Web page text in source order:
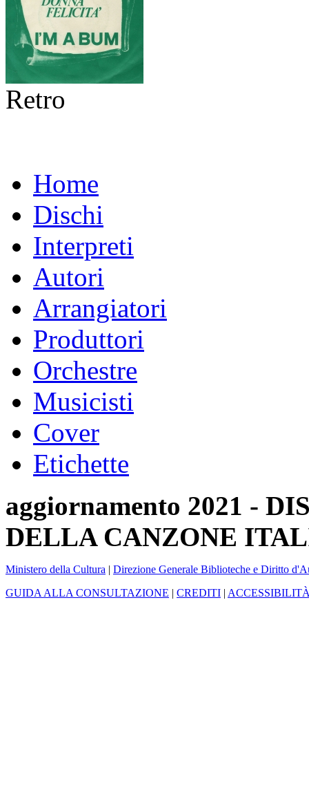
Retro
Home
Dischi
Interpreti
Autori
Arrangiatori
Produttori
Orchestre
Musicisti
Cover
Etichette
aggiornamento 2021 -
DELLA CANZONE
Ministero della Cultura | Direzione Generale Biblioteche e Diritto
GUIDA ALLA CONSULTAZIONE | CREDITI |